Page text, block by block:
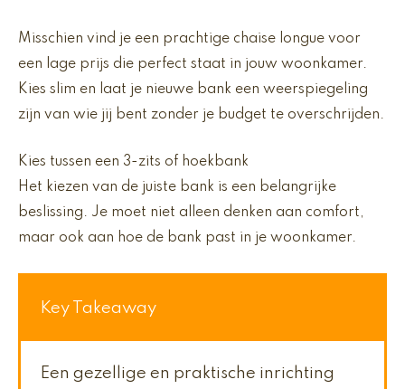
Misschien vind je een prachtige chaise longue voor
een lage prijs die perfect staat in jouw woonkamer.
Kies slim en laat je nieuwe bank een weerspiegeling
zijn van wie jij bent zonder je budget te overschrijden.
Kies tussen een 3-zits of hoekbank
Het kiezen van de juiste bank is een belangrijke
beslissing. Je moet niet alleen denken aan comfort,
maar ook aan hoe de bank past in je woonkamer.
Key Takeaway
Een gezellige en praktische inrichting